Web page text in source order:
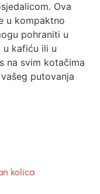
Ova
u kompaktno
pohraniti u
u kafiću ili u
na svim kotačima
putovanja
kolica